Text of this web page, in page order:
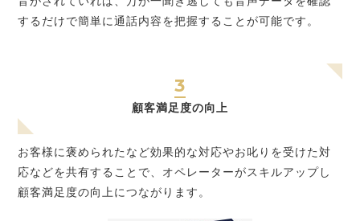
するだけで簡単に通話内容を把握することが可能です。
3
顧客満足度の向上
お客様に褒められたなど効果的な対応やお叱りを受けた対
応などを共有することで、オペレーターがスキルアップし
顧客満足度の向上につながります。